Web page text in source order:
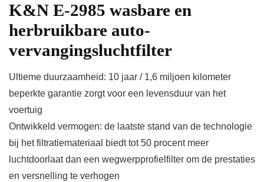
K&N E-2985 wasbare en
herbruikbare auto-
vervangingsluchtfilter
Ultieme duurzaamheid: 10 jaar / 1,6 miljoen kilometer
beperkte garantie zorgt voor een levensduur van het
voertuig
Ontwikkeld vermogen: de laatste stand van de technologie
bij het filtratiemateriaal biedt tot 50 procent meer
luchtdoorlaat dan een wegwerpprofielfilter om de prestaties
en versnelling te verhogen